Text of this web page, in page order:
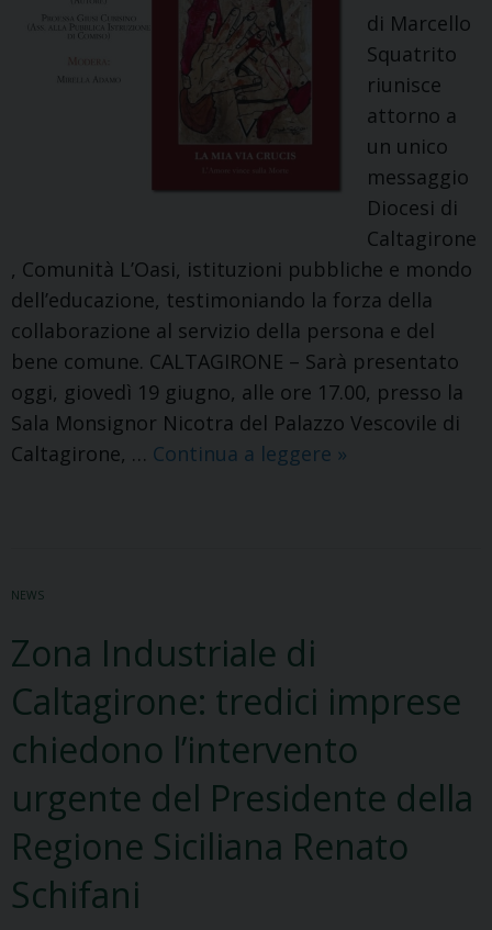
di Marcello
Squatrito
riunisce
attorno a
un unico
messaggio
Diocesi di
Caltagirone
, Comunità L’Oasi, istituzioni pubbliche e mondo
dell’educazione, testimoniando la forza della
collaborazione al servizio della persona e del
bene comune. CALTAGIRONE – Sarà presentato
oggi, giovedì 19 giugno, alle ore 17.00, presso la
Sala Monsignor Nicotra del Palazzo Vescovile di
Caltagirone, … Continua a leggere Presentazione
Palazzo
vescovile.
Una
testimonianza
rinascita
»
NEWS
Zona Industriale di
Caltagirone: tredici imprese
chiedono l’intervento
urgente del Presidente della
Regione Siciliana Renato
Schifani